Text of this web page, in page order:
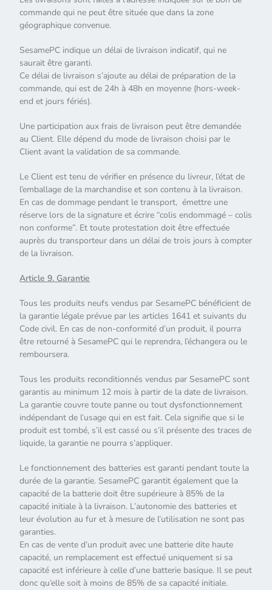
commande qui ne peut être située que dans la zone
géographique convenue.
SesamePC indique un délai de livraison indicatif, qui ne
saurait être garanti.
Ce délai de livraison s’ajoute au délai de préparation de la
commande, qui est de 24h à 48h en moyenne (hors-week-
end et jours fériés).
Une participation aux frais de livraison peut être demandée
au Client. Elle dépend du mode de livraison choisi par le
Client avant la validation de sa commande.
Le Client est tenu de vérifier en présence du livreur, l’état de
l’emballage de la marchandise et son contenu à la livraison.
En cas de dommage pendant le transport, émettre une
réserve lors de la signature et écrire “colis endommagé – colis
non conforme”. Et toute protestation doit être effectuée
auprès du transporteur dans un délai de trois jours à compter
de la livraison.
Article 9. Garantie
Tous les produits neufs vendus par SesamePC bénéficient de
la garantie légale prévue par les articles 1641 et suivants du
Code civil. En cas de non-conformité d’un produit, il pourra
être retourné à SesamePC qui le reprendra, l’échangera ou le
remboursera.
Tous les produits reconditionnés vendus par SesamePC sont
garantis au minimum 12 mois à partir de la date de livraison.
La garantie couvre toute panne ou tout dysfonctionnement
indépendant de l’usage qui en est fait. Cela signifie que si le
produit est tombé, s’il est cassé ou s’il présente des traces de
liquide, la garantie ne pourra s’appliquer.
Le fonctionnement des batteries est garanti pendant toute la
durée de la garantie. SesamePC garantit également que la
capacité de la batterie doit être supérieure à 85% de la
capacité initiale à la livraison. L’autonomie des batteries et
leur évolution au fur et à mesure de l’utilisation ne sont pas
garanties.
En cas de vente d’un produit avec une batterie dite haute
capacité, un remplacement est effectué uniquement si sa
capacité est inférieure à celle d’une batterie basique. Il se peut
donc qu’elle soit à moins de 85% de sa capacité initiale.